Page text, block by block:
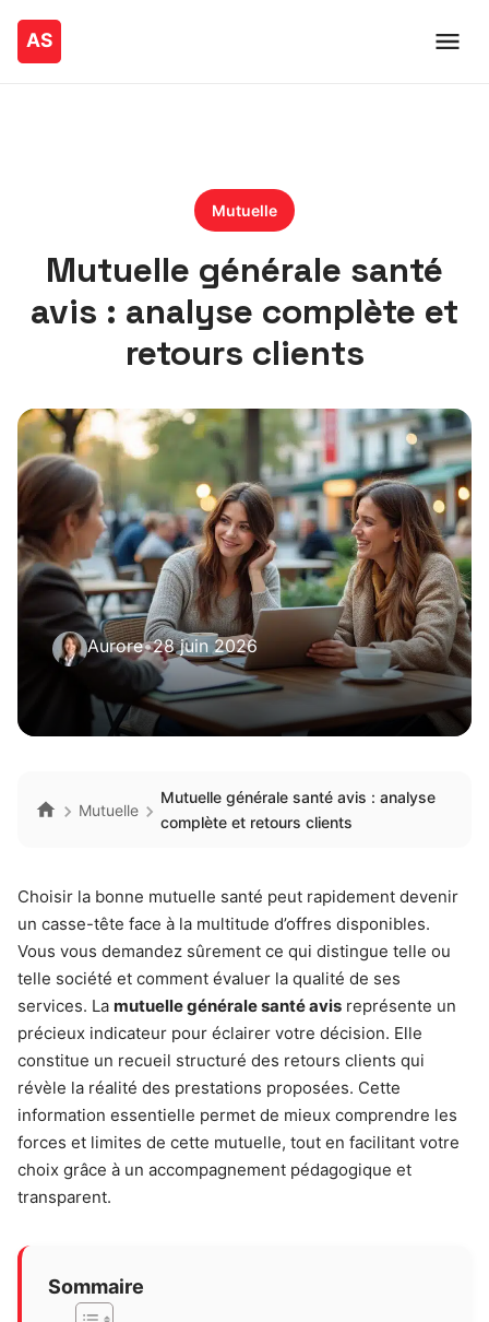
Mutuelle
Mutuelle générale santé
avis : analyse complète et
retours clients
Aurore•28 juin 2026
Mutuelle
Mutuelle générale santé avis : analyse
complète et retours clients
Choisir la bonne mutuelle santé peut rapidement devenir
un casse-tête face à la multitude d’offres disponibles.
Vous vous demandez sûrement ce qui distingue telle ou
telle société et comment évaluer la qualité de ses
services. La mutuelle générale santé avis représente un
précieux indicateur pour éclairer votre décision. Elle
constitue un recueil structuré des retours clients qui
révèle la réalité des prestations proposées. Cette
information essentielle permet de mieux comprendre les
forces et limites de cette mutuelle, tout en facilitant votre
choix grâce à un accompagnement pédagogique et
transparent.
Sommaire